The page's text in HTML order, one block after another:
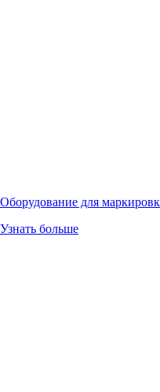
Оборудование для
Узнать больше